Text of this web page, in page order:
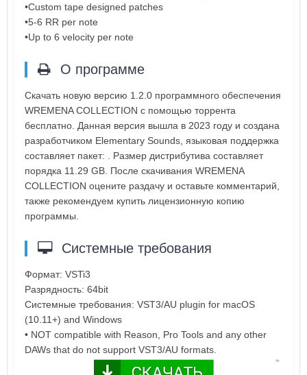
•Custom tape designed patches
•5-6 RR per note
•Up to 6 velocity per note
О программе
Скачать новую версию 1.2.0 программного обеспечения
WREMENA COLLECTION с помощью торрента
бесплатно. Данная версия вышла в 2023 году и создана
разработчиком Elementary Sounds, языковая поддержка
составляет пакет: . Размер дистрибутива составляет
порядка 11.29 GB. После скачивания WREMENA
COLLECTION оцените раздачу и оставьте комментарий,
также рекомендуем купить лицензионную копию
программы.
Системные требования
Формат: VSTi3
Разрядность: 64bit
Системные требования: VST3/AU plugin for macOS
(10.11+) and Windows
• NOT compatible with Reason, Pro Tools and any other
DAWs that do not support VST3/AU formats.